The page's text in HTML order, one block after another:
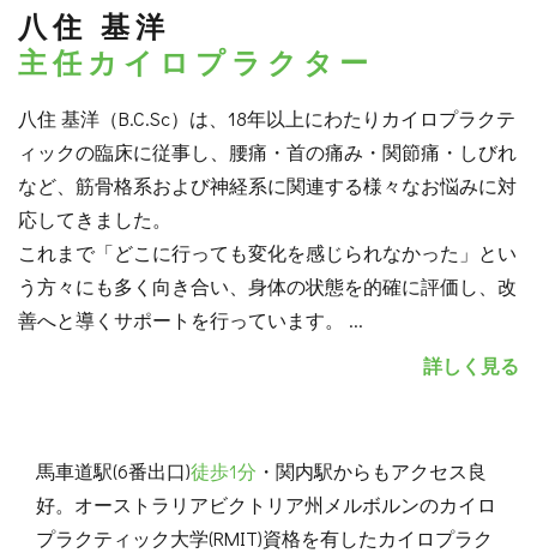
八住 基洋
主任カイロプラクター
八住 基洋（B.C.Sc）は、18年以上にわたりカイロプラクテ
ィックの臨床に従事し、腰痛・首の痛み・関節痛・しびれ
など、筋骨格系および神経系に関連する様々なお悩みに対
応してきました。
これまで「どこに行っても変化を感じられなかった」とい
う方々にも多く向き合い、身体の状態を的確に評価し、改
善へと導くサポートを行っています。 ...
詳しく見る
馬車道駅(6番出口)徒歩1分 ・関内駅からもアクセス良
好。オーストラリアビクトリア州メルボルンのカイロ
プラクティック大学(RMIT)資格を有したカイロプラク